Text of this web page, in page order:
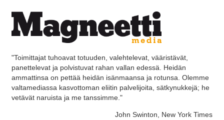
"Toimittajat tuhoavat totuuden, valehtelevat, vääristävät,
panettelevat ja polvistuvat rahan vallan edessä. Heidän
ammattinsa on pettää heidän isänmaansa ja rotunsa. Olemme
valtamediassa kasvottoman eliitin palvelijoita, sätkynukkejä; he
vetävät naruista ja me tanssimme."
John Swinton, New York Times